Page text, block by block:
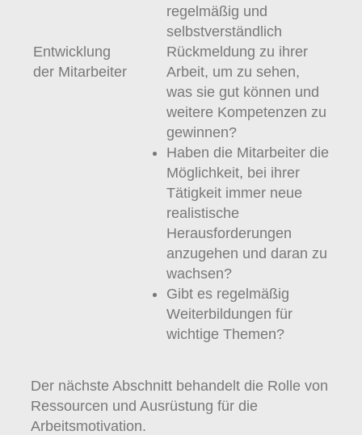
Entwicklung
der Mitarbeiter
regelmäßig und
selbstverständlich
Rückmeldung zu ihrer
Arbeit, um zu sehen,
was sie gut können und
weitere Kompetenzen zu
gewinnen?
Haben die Mitarbeiter die
Möglichkeit, bei ihrer
Tätigkeit immer neue
realistische
Herausforderungen
anzugehen und daran zu
wachsen?
Gibt es regelmäßig
Weiterbildungen für
wichtige Themen?
Der nächste Abschnitt behandelt die Rolle von
Ressourcen und Ausrüstung für die
Arbeitsmotivation.